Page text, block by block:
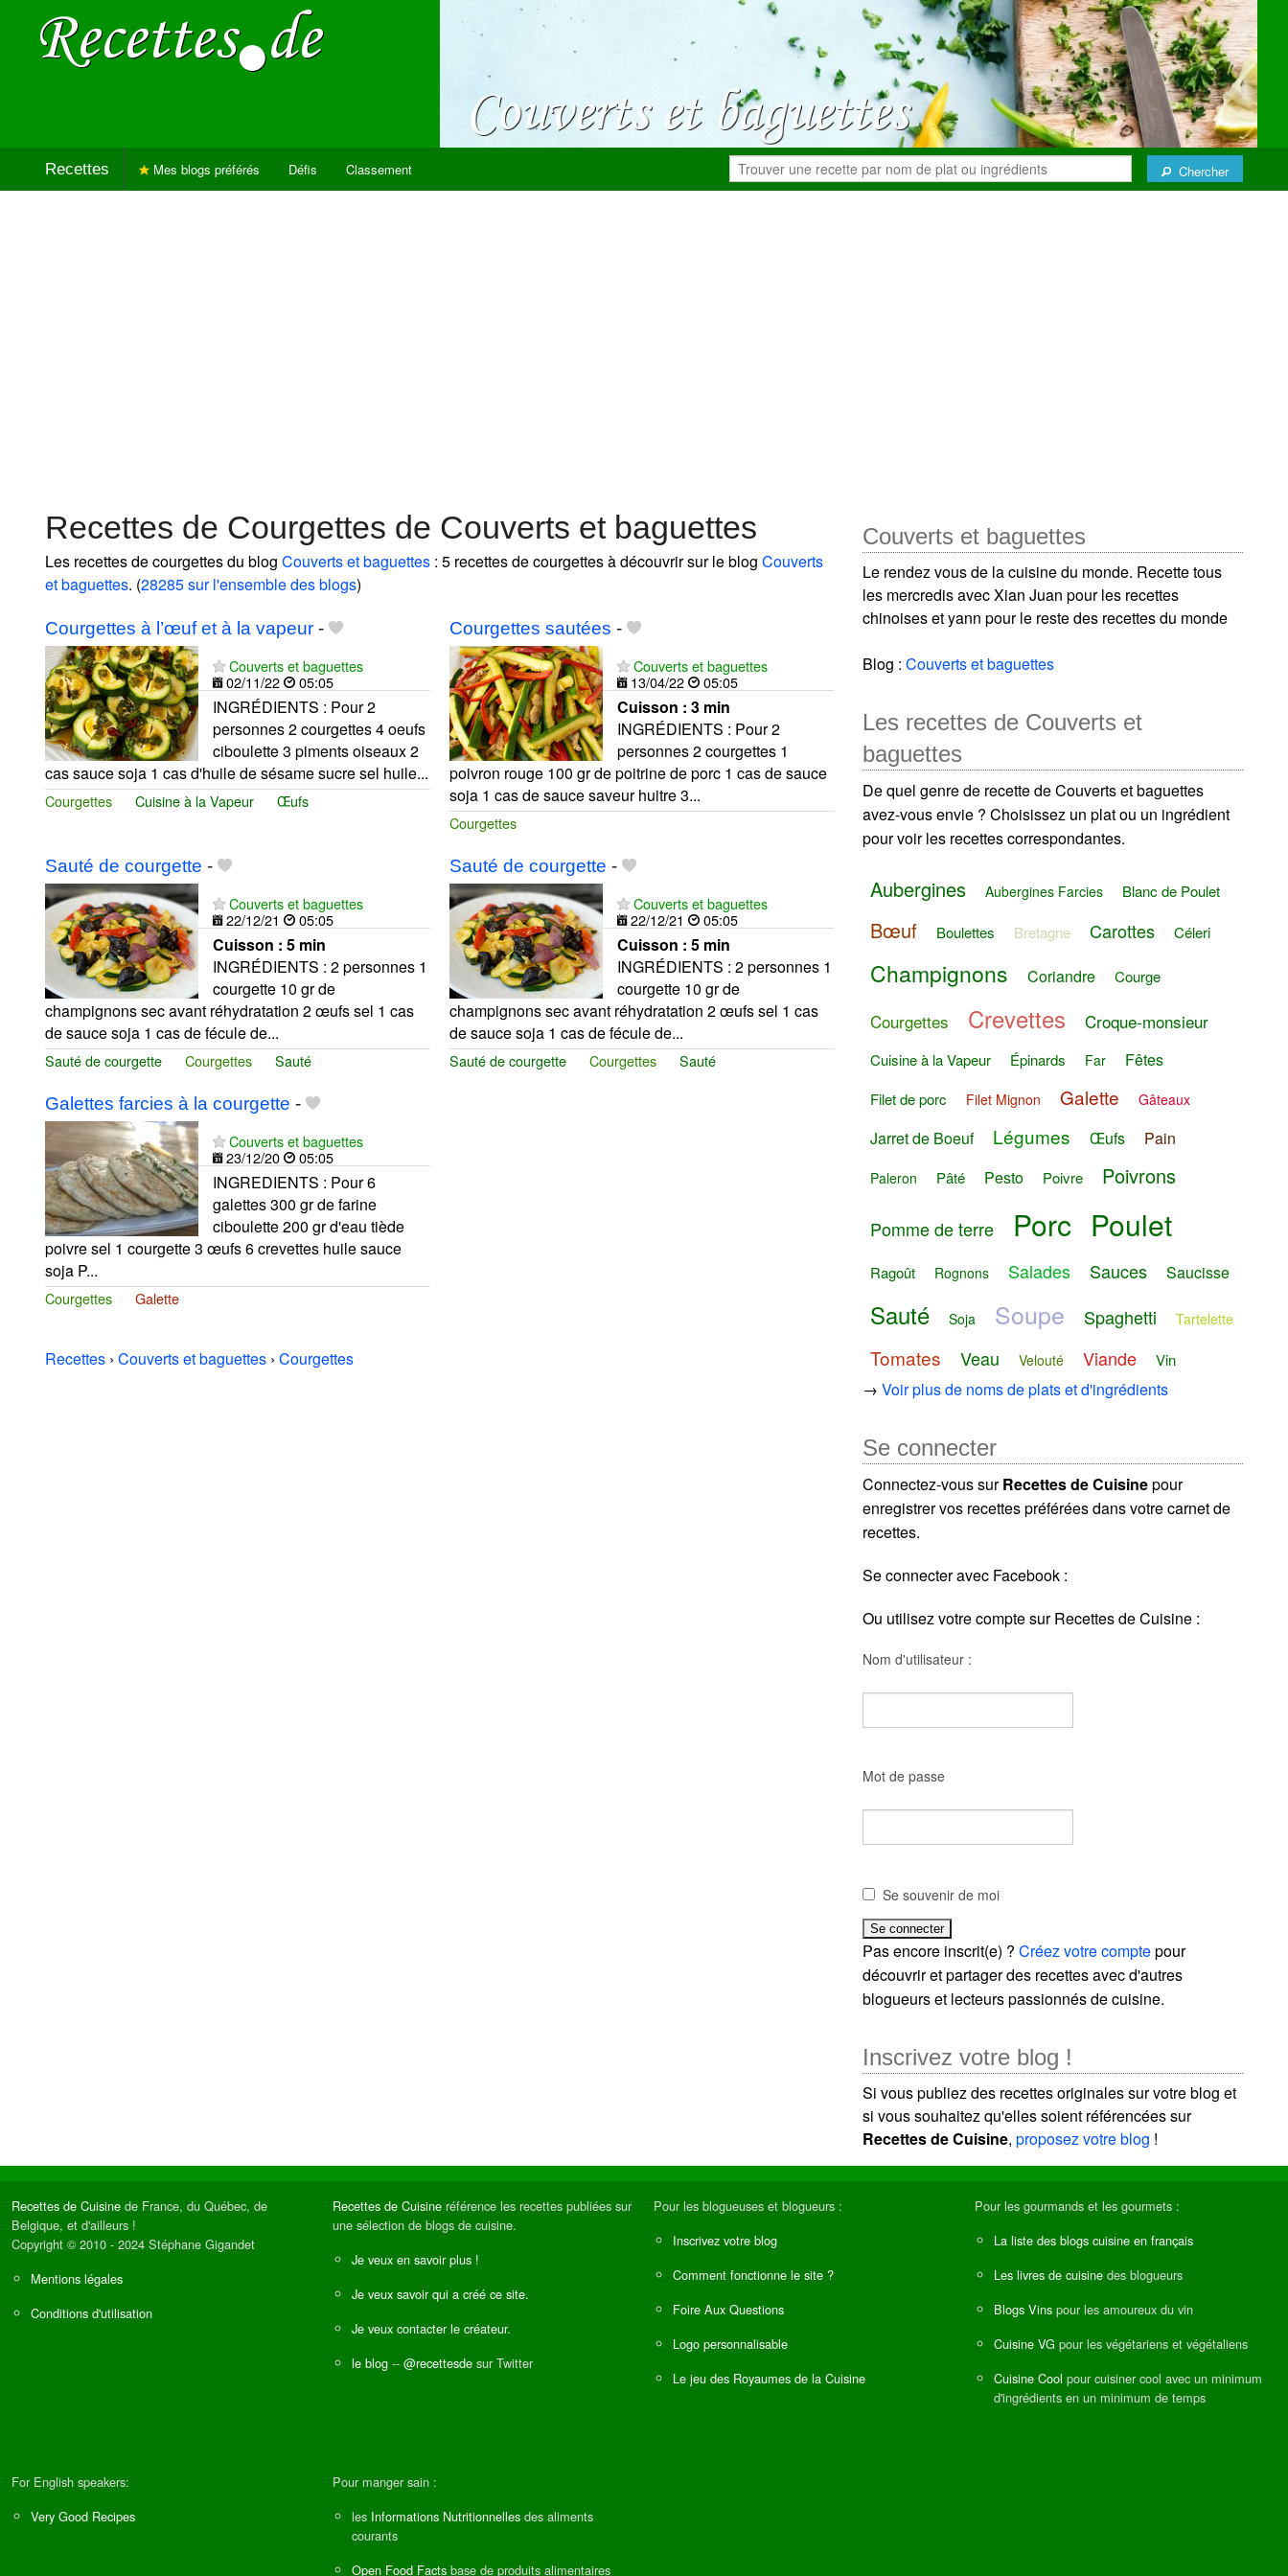
Recettes Chercher
Mes blogs préférés Défis Classement
Recettes de Courgettes de Couverts et baguettes
Les recettes de courgettes du blog Couverts et baguettes : 5 recettes de courgettes à découvrir sur le blog Couverts
et baguettes. (28285 sur l'ensemble des blogs)
Courgettes à l’œuf et à la vapeur -
Couverts et baguettes
02/11/22
05:05
INGRÉDIENTS : Pour 2
personnes 2 courgettes 4 oeufs
ciboulette 3 piments oiseaux 2
cas sauce soja 1 cas d'huile de sésame sucre sel huile...
Courgettes Cuisine à la Vapeur Œufs
Courgettes sautées -
Couverts et baguettes
13/04/22
05:05
Cuisson : 3 min
INGRÉDIENTS : Pour 2
personnes 2 courgettes 1
poivron rouge 100 gr de poitrine de porc 1 cas de sauce
soja 1 cas de sauce saveur huitre 3...
Courgettes
Sauté de courgette -
Couverts et baguettes
22/12/21
05:05
Cuisson : 5 min
INGRÉDIENTS : 2 personnes 1
courgette 10 gr de
champignons sec avant réhydratation 2 œufs sel 1 cas
de sauce soja 1 cas de fécule de...
Sauté de courgette Courgettes Sauté
Sauté de courgette -
Couverts et baguettes
22/12/21
05:05
Cuisson : 5 min
INGRÉDIENTS : 2 personnes 1
courgette 10 gr de
champignons sec avant réhydratation 2 œufs sel 1 cas
de sauce soja 1 cas de fécule de...
Sauté de courgette Courgettes Sauté
Galettes farcies à la courgette -
Couverts et baguettes
23/12/20
05:05
INGREDIENTS : Pour 6
galettes 300 gr de farine
ciboulette 200 gr d'eau tiède
poivre sel 1 courgette 3 œufs 6 crevettes huile sauce
soja P...
Courgettes Galette
Recettes › Couverts et baguettes › Courgettes
Couverts et baguettes
Le rendez vous de la cuisine du monde. Recette tous
les mercredis avec Xian Juan pour les recettes
chinoises et yann pour le reste des recettes du monde
Blog :Couverts et baguettes
Les recettes de Couverts et
baguettes
De quel genre de recette de Couverts et baguettes
avez-vous envie ? Choisissez un plat ou un ingrédient
pour voir les recettes correspondantes.
Aubergines Aubergines Farcies Blanc de Poulet
Bœuf Boulettes Bretagne Carottes Céleri
Champignons Coriandre Courge
Courgettes Crevettes Croque-monsieur
Cuisine à la Vapeur Épinards Far Fêtes
Filet de porc Filet Mignon Galette Gâteaux
Jarret de Boeuf Légumes Œufs Pain
Paleron Pâté Pesto Poivre Poivrons
Pomme de terre Porc Poulet
Ragoût Rognons Salades Sauces Saucisse
Sauté Soja Soupe Spaghetti Tartelette
Tomates Veau Velouté Viande Vin
→Voir plus de noms de plats et d'ingrédients
Se connecter
Connectez-vous surRecettes de Cuisinepour
enregistrer vos recettes préférées dans votre carnet de
recettes.
Se connecter avec Facebook :
Ou utilisez votre compte sur Recettes de Cuisine :
Nom d'utilisateur :
Mot de passe
Se souvenir de moi
Pas encore inscrit(e) ?Créez votre comptepour
découvrir et partager des recettes avec d'autres
blogueurs et lecteurs passionnés de cuisine.
Inscrivez votre blog !
Si vous publiez des recettes originales sur votre blog et
si vous souhaitez qu'elles soient référencées sur
Recettes de Cuisine,proposez votre blog !
Recettes de Cuisine de France, du Québec, de
Belgique, et d'ailleurs !
Copyright © 2010 - 2024 Stéphane Gigandet
Mentions légales
Conditions d'utilisation
Recettes de Cuisine référence les recettes publiées sur
une sélection de blogs de cuisine.
Je veux en savoir plus !
Je veux savoir qui a créé ce site.
Je veux contacter le créateur.
le blog -- @recettesde sur Twitter
Pour les blogueuses et blogueurs :
Inscrivez votre blog
Comment fonctionne le site ?
Foire Aux Questions
Logo personnalisable
Le jeu des Royaumes de la Cuisine
Pour les gourmands et les gourmets :
La liste des blogs cuisine en français
Les livres de cuisine des blogueurs
Blogs Vins pour les amoureux du vin
Cuisine VG pour les végétariens et végétaliens
Cuisine Cool pour cuisiner cool avec un minimum
d'ingrédients en un minimum de temps
For English speakers:
Very Good Recipes
Pour manger sain :
les Informations Nutritionnelles des aliments
courants
Open Food Facts base de produits alimentaires